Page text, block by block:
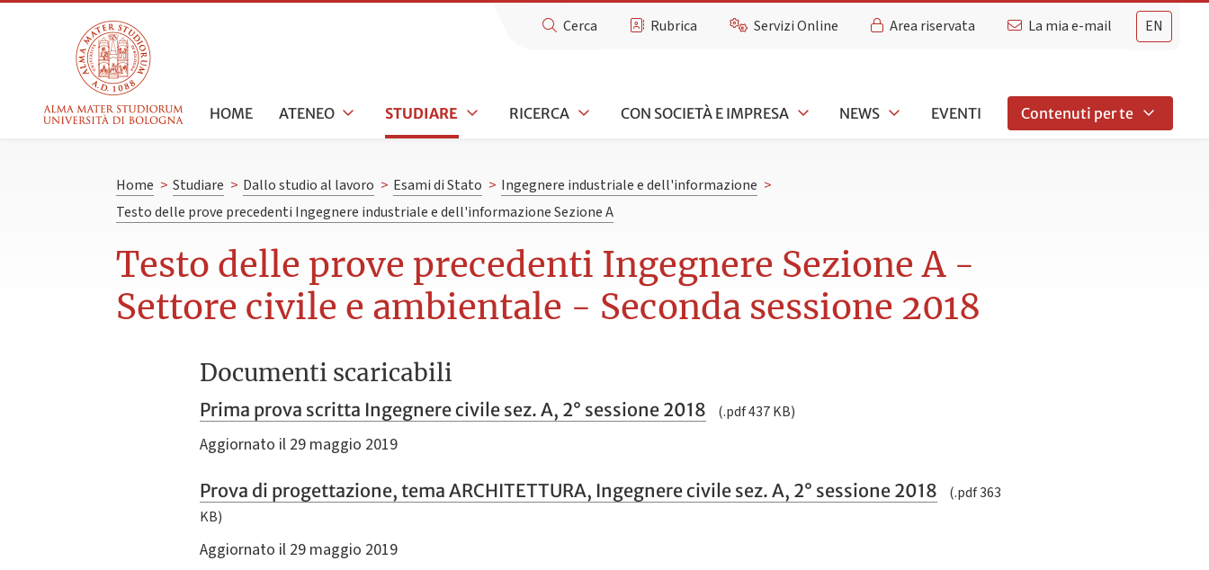
EN
Cerca Rubrica Servizi Online Area riservata La mia e-mail
HOME ATENEO STUDIARE RICERCA CON SOCIETÀ E IMPRESA NEWS EVENTI Contenuti per te
Home > Studiare > Dallo studio al lavoro > Esami di Stato > Ingegnere industriale e dell'informazione >
Testo delle prove precedenti Ingegnere industriale e dell'informazione Sezione A
Testo delle prove precedenti Ingegnere Sezione A -
Settore civile e ambientale - Seconda sessione 2018
Documenti scaricabili
Prima prova scritta Ingegnere civile sez. A, 2° sessione 2018 (.pdf 437 KB)
Aggiornato il 29 maggio 2019
Prova di progettazione, tema ARCHITETTURA, Ingegnere civile sez. A, 2° sessione 2018
(.pdf 363
KB)
Aggiornato il 29 maggio 2019